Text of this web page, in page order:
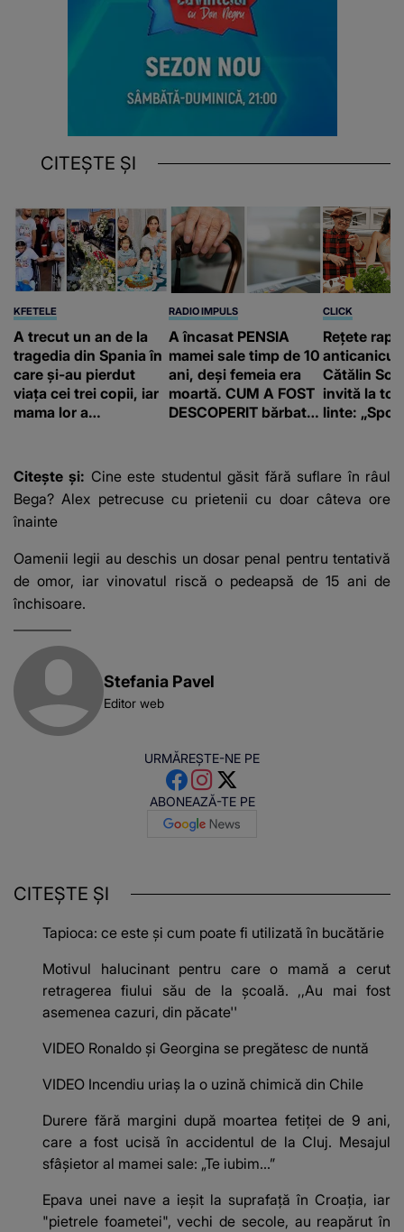
CITEȘTE ȘI
KFETELE
A trecut un an de la
tragedia din Spania în
care și-au pierdut
viața cei trei copii, iar
mama lor a…
RADIO IMPULS
A încasat PENSIA
mamei sale timp de 10
ani, deși femeia era
moartă. CUM A FOST
DESCOPERIT bărbatul
banii obținuți? SUMA
E COLOSALĂ
CLICK
Rețete
Cătălin
invită la
linte: „Spor
Citește și: Cine este studentul găsit fără suflare în râul
Bega? Alex petrecuse cu prietenii cu doar câteva ore
înainte
Oamenii legii au deschis un dosar penal pentru tentativă
de omor, iar vinovatul riscă o pedeapsă de 15 ani de
închisoare.
Stefania Pavel
Editor web
URMĂREȘTE-NE PE
ABONEAZĂ-TE PE
CITEȘTE ȘI
Tapioca: ce este și cum poate fi utilizată în bucătărie
Motivul halucinant pentru care o mamă a cerut
retragerea fiului său de la școală. ,,Au mai fost
asemenea cazuri, din păcate''
VIDEO Ronaldo și Georgina se pregătesc de nuntă
VIDEO Incendiu uriaș la o uzină chimică din Chile
Durere fără margini după moartea fetiței de 9 ani,
care a fost ucisă în accidentul de la Cluj. Mesajul
sfâșietor al mamei sale: „Te iubim…”
Epava unei nave a ieșit la suprafață în Croația, iar
"pietrele foametei", vechi de secole, au reapărut în